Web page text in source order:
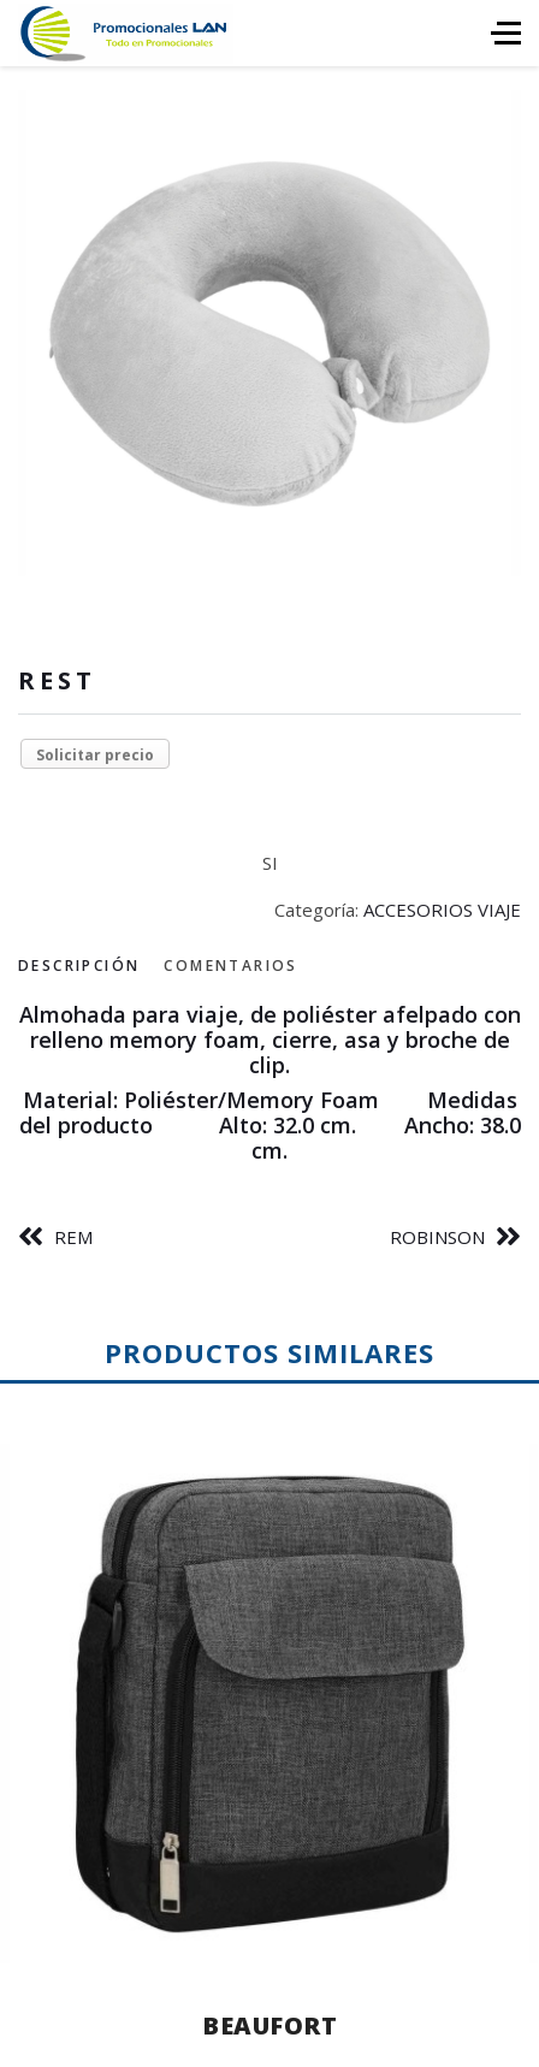
REST
Solicitar precio
SI
Categoría: ACCESORIOS VIAJE
DESCRIPCIÓN COMENTARIOS
Almohada para viaje, de poliéster afelpado con
relleno memory foam, cierre, asa y broche de
clip.
Material: Poliéster/Memory Foam
Medidas
del producto Alto: 32.0 cm. Ancho: 38.0
cm.
REM ROBINSON
PRODUCTOS SIMILARES
BEAUFORT